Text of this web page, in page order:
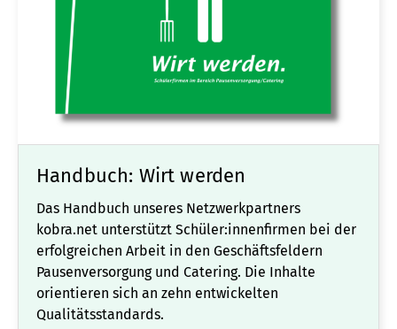
Handbuch: Wirt werden
Das Handbuch unseres Netzwerkpartners
kobra.net unterstützt Schüler:innenfirmen bei der
erfolgreichen Arbeit in den Geschäftsfeldern
Pausenversorgung und Catering. Die Inhalte
orientieren sich an zehn entwickelten
Qualitätsstandards.